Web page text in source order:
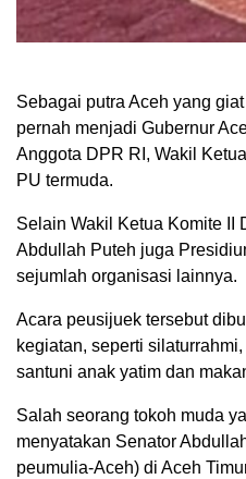
Sebagai putra Aceh yang
pernah menjadi Gubernur
Anggota DPR RI, Wakil
PU termuda.
Selain Wakil Ketua Komite II
Abdullah Puteh juga
sejumlah organisasi lainnya.
Acara peusijuek tersebut
kegiatan, seperti
santuni anak yatim dan
Salah seorang tokoh muda
menyatakan Senator
peumulia-Aceh) di Aceh